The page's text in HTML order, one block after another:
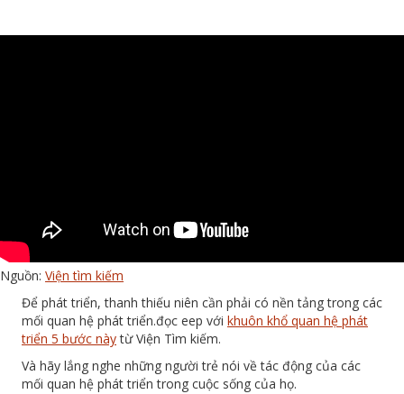
Nguồn: Viện tìm kiếm
Để phát triển, thanh thiếu niên cần phải có nền tảng trong các
mối quan hệ phát triển.đọc eep với khuôn khổ quan hệ phát
triển 5 bước nàytừ Viện Tìm kiếm.
Và hãy lắng nghe những người trẻ nói về tác động của các
mối quan hệ phát triển trong cuộc sống của họ.